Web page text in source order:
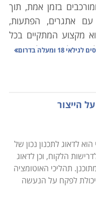
בזמן אמת, תוך
עם אתגרים, הפתעות,
מקצוע המתקיים בכל
תהליכים, ועל כן ישנו
העבודה בארגון.
רכישה, ניהול מחסן,
לוגיסטי והפצה. נושא
בארגונים, מפעלים,
תעשייתיות המנהלות
וההפצה. זאת כיוון
בתחום .
ומעלה בדרום
הייצור
לדאוג לתכנון נכון של
הלקוח, וכן לדאוג
תהליכי האוטומציה
לפקח על הנעשה